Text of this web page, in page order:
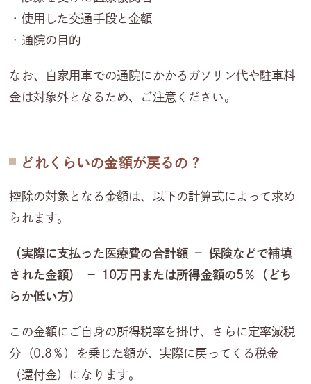
・使用した交通手段と金額
・通院の目的
なお、自家用車での通院にかかるガソリン代や駐車料
金は対象外となるため、ご注意ください。
どれくらいの金額が戻るの？
控除の対象となる金額は、以下の計算式によって求め
られます。
（実際に支払った医療費の合計額 － 保険などで補填
された金額） － 10万円または所得金額の5％（どち
らか低い方）
この金額にご自身の所得税率を掛け、さらに定率減税
分（0.8％）を乗じた額が、実際に戻ってくる税金
（還付金）になります。